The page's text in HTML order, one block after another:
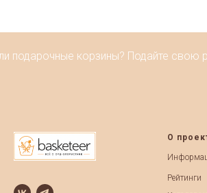
корзины? Подайте
О
Рейтинги